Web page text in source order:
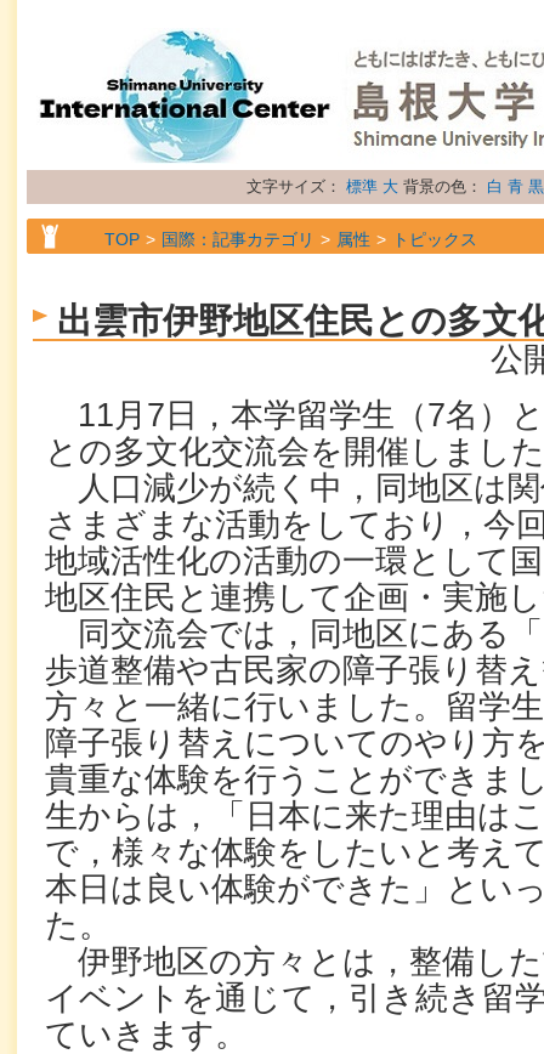
文字サイズ： 標準 大 背景の色： 白 青 黒
TOP 国際：記事カテゴリ 属性 トピックス
出雲市伊野地区住民との多文
公
11月7日，本学留学生（7名）
との多文化交流会を開催しまし
人口減少が続く中，同地区は
さまざまな活動をしており，今
地域活性化の活動の一環として
地区住民と連携して企画・実施
同交流会では，同地区にある
歩道整備や古民家の障子張り替
方々と一緒に行いました。留学
障子張り替えについてのやり方
貴重な体験を行うことができま
生からは，「日本に来た理由は
で，様々な体験をしたいと考え
本日は良い体験ができた」とい
た。
伊野地区の方々とは，整備し
イベントを通じて，引き続き留
ていきます。